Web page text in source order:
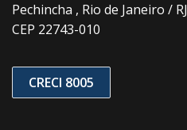
Pechincha , Rio de Janeiro / RJ
CEP 22743-010
CRECI 8005